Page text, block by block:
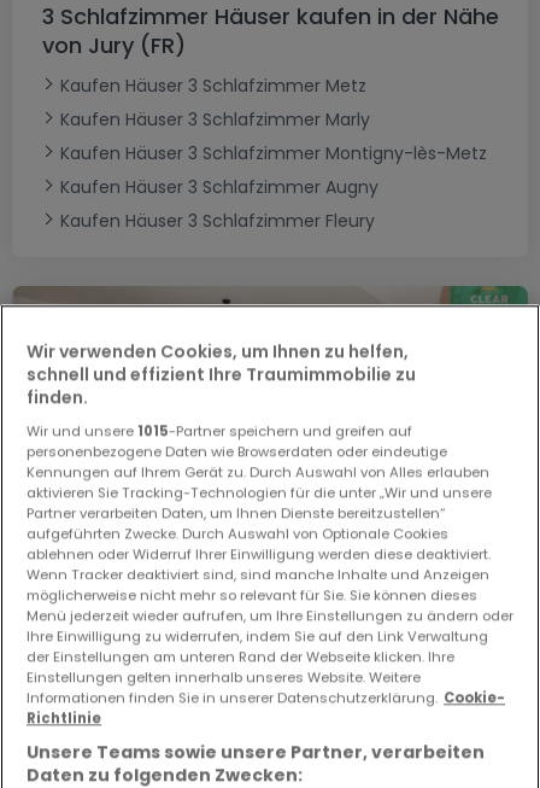
3 Schlafzimmer Häuser kaufen in der Nähe
von Jury (FR)
Kaufen Häuser 3 Schlafzimmer Metz
Kaufen Häuser 3 Schlafzimmer Marly
Kaufen Häuser 3 Schlafzimmer Montigny-lès-Metz
Kaufen Häuser 3 Schlafzimmer Augny
Kaufen Häuser 3 Schlafzimmer Fleury
Haus 5 Zimmer zum Kauf inJury(FR)
310.000 €
200 m² 5 3 2
Wir verwenden Cookies, um Ihnen zu helfen,
schnell und effizient Ihre Traumimmobilie zu
finden.
Wir und unsere 1015-Partner speichern und greifen auf
personenbezogene Daten wie Browserdaten oder eindeutige
Kennungen auf Ihrem Gerät zu. Durch Auswahl von Alles erlauben
aktivieren Sie Tracking-Technologien für die unter „Wir und unsere
Partner verarbeiten Daten, um Ihnen Dienste bereitzustellen“
aufgeführten Zwecke. Durch Auswahl von Optionale Cookies
ablehnen oder Widerruf Ihrer Einwilligung werden diese deaktiviert.
Wenn Tracker deaktiviert sind, sind manche Inhalte und Anzeigen
möglicherweise nicht mehr so relevant für Sie. Sie können dieses
Menü jederzeit wieder aufrufen, um Ihre Einstellungen zu ändern oder
Ihre Einwilligung zu widerrufen, indem Sie auf den Link Verwaltung
der Einstellungen am unteren Rand der Webseite klicken. Ihre
Einstellungen gelten innerhalb unseres Website. Weitere
Informationen finden Sie in unserer Datenschutzerklärung. Cookie-
Richtlinie
Unsere Teams sowie unsere Partner, verarbeiten
Daten zu folgenden Zwecken: